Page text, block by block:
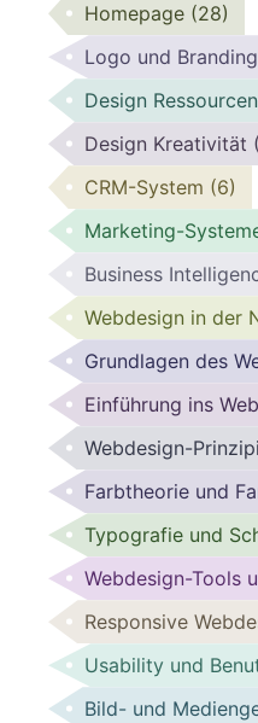
Homepage (28)
Logo und
Design Ressourcen
Design Kreativität
CRM-System (6)
Marketing-
Business
Webdesign in der
Grundlagen des
Einführung ins
Webdesign-
Farbtheorie und
Typografie und
Webdesign-Tools
Responsive
Usability und
Bild- und